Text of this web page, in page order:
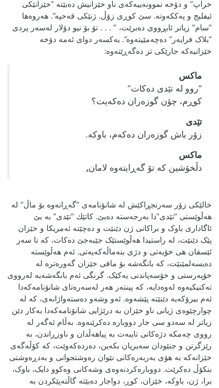
خراپ” و دۆخه‌ نموونه‌ییه‌که‌ی ناو خێزانیش ده‌بێته‌ “خێزانێکی
ئیفلیج و په‌ککه‌وته‌. سێ کوڕی زۆڵ. ژنێکی قه‌حپه‌”. هه‌روه‌ها
“سام” زیاتر ئابڕووی ده‌برێت، ” . . . تۆ بۆ نیو دۆلار له‌سه‌ر پردی
“بلاک فرایه‌ر” ده‌چه‌مێیته‌وه‌”. یه‌کسه‌ر دوای ئه‌مه‌ دۆخه‌
خێزانیه‌که‌‌ جارێکی تر ده‌گه‌ڕێته‌وه‌:
ماکس
“روو له‌ تێدی ده‌کات”
کوڕم، چۆن گوزه‌ران ده‌که‌یت؟
تێدی
زۆر باش گوزه‌ران ده‌که‌م، باوکه‌.
ماکس
دڵخۆشین که‌ تۆ گه‌ڕایته‌وه‌ لامان.
خالێکی زۆر سه‌رنجڕاکێش له‌ شانۆنامه‌ی “گه‌ڕانه‌وه‌ بۆ ماڵ” له‌
هه‌ڵوێستی “تێدی”دا به‌رجه‌سته‌ ده‌بێ‌. کاتێك “تێدی” به‌ بێ
ئاگاداری باوک و براکانی ژن دێنێت و ده‌چێته‌ ئه‌مریکا و خێزان
پێک دێنێت، له‌ راستیدا هه‌ڵوێستێک جێبه‌جێ ده‌کات، که‌ تا سه‌ر
ئێسقان هی خۆیه‌تی و دژی بنه‌ماڵه‌که‌یه‌تی. ئه‌م هه‌ڵوێسته‌
ده‌یسه‌لمێنێت، که‌ بانگه‌شه‌ بۆ مافی خێزان گه‌وره‌تره‌ له‌
خۆپه‌رستی و خۆسه‌پاندنی یه‌کێک. گرنگی ئه‌م بانگه‌شه‌یه‌ له‌رووی
ته‌کنیکیه‌وه له‌وه‌دایه‌، که‌ پینته‌ر هه‌ر له‌سه‌ره‌تای شانۆنامه‌که‌دا
ئه‌م بیرۆکه‌یه‌ دێنێته‌ پێشه‌وه‌. ئه‌و وشه‌و ده‌سته‌واژانه‌ی، که‌ له‌
چوارچێوه‌ی ژیانی ناو خێزان به‌ درێژایی شانۆنامه‌که‌دا به‌کار دێن
زیاتر له‌ سه‌دو سی جار دووباره‌ ده‌کرێنه‌وه‌. به‌ڵام ئه‌گه‌ر له‌
رووی چه‌مکه‌ دژه‌کانی تایبه‌ت به‌ پیاهه‌ڵدان و ناوزڕاندن، به‌
رێزگرتن و جنێودان‌ سه‌یریان بکه‌ین، ده‌رده‌که‌وێت، که‌ کۆڵه‌گه‌ی
خێزانه‌که به‌ هۆی به‌ربه‌ره‌کانی نێوان ره‌وشتجوانی و به‌دڕه‌وشتی‌
بنکۆڵ ده‌کرێت. دووباره‌کردنه‌وه‌ی وشه‌کانی وه‌کوو دایک، باوک،
برا، ژن، باوکه‌، خێزان، کوڕ، دواجار ده‌بێته‌ گاڵته‌پێکردن به‌ ‌